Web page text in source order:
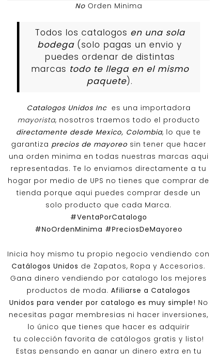
NoOrden Minima
Todos los catalogos en una sola
bodega (solo pagas un envio y
puedes ordenar de distintas
marcas todo te llega en el mismo
paquete).
Catalogos Unidos Inc es una importadora
mayorista, nosotros traemos todo el producto
directamente desde Mexico, Colombia, lo que te
garantiza precios de mayoreosin tener que hacer
una orden minima en todas nuestras marcas aqui
representadas. Te lo enviamos directamente a tu
hogar por medio de UPS no tienes que comprar de
tienda porque aqui puedes comprar desde un
solo producto que cada Marca.
#VentaPorCatalogo
#NoOrdenMinima #PreciosDeMayoreo
Inicia hoy mismo tu propio negocio vendiendo con
Catálogos Unidos de Zapatos, Ropa y Accesorios.
Gana dinero vendiendo por catalogo los mejores
productos de moda. Afiliarse a Catalogos
Unidos para vender por catalogo es muy simple! No
necesitas pagar membresias ni hacer inversiones,
lo único que tienes que hacer es adquirir
tu colección favorita de catálogos gratis y listo!
Estas pensando en ganar un dinero extra en tu